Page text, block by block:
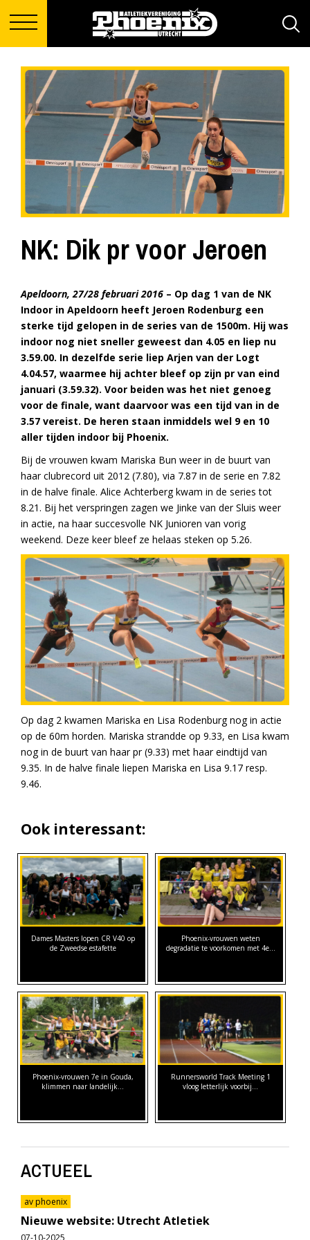
NK: Dik pr voor Jeroen
Apeldoorn, 27/28 februari 2016 – Op dag 1 van de NK
Indoor in Apeldoorn heeft Jeroen Rodenburg een
sterke tijd gelopen in de series van de 1500m. Hij was
indoor nog niet sneller geweest dan 4.05 en liep nu
3.59.00. In dezelfde serie liep Arjen van der Logt
4.04.57, waarmee hij achter bleef op zijn pr van eind
januari (3.59.32). Voor beiden was het niet genoeg
voor de finale, want daarvoor was een tijd van in de
3.57 vereist. De heren staan inmiddels wel 9 en 10
aller tijden indoor bij Phoenix.
Bij de vrouwen kwam Mariska Bun weer in de buurt van
haar clubrecord uit 2012 (7.80), via 7.87 in de serie en 7.82
in de halve finale. Alice Achterberg kwam in de series tot
8.21. Bij het verspringen zagen we Jinke van der Sluis weer
in actie, na haar succesvolle NK Junioren van vorig
weekend. Deze keer bleef ze helaas steken op 5.26.
Op dag 2 kwamen Mariska en Lisa Rodenburg nog in actie
op de 60m horden. Mariska strandde op 9.33, en Lisa kwam
nog in de buurt van haar pr (9.33) met haar eindtijd van
9.35. In de halve finale liepen Mariska en Lisa 9.17 resp.
9.46.
Ook interessant:
Dames Masters lopen CR V40 op
de Zweedse estafette
Phoenix-vrouwen weten
degradatie te voorkomen met 4e…
Phoenix-vrouwen 7e in Gouda,
klimmen naar landelijk…
Runnersworld Track Meeting 1
vloog letterlijk voorbij...
ACTUEEL
av phoenix
Nieuwe website: Utrecht Atletiek
07-10-2025